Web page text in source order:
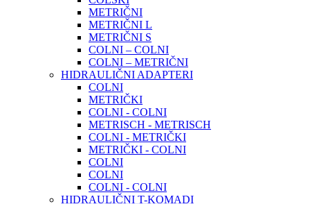
METRIČNI
METRIČNI L
METRIČNI S
COLNI – COLNI
COLNI – METRIČNI
HIDRAULIČNI ADAPTERI
COLNI
METRIČKI
COLNI - COLNI
METRISCH - METRISCH
COLNI - METRIČKI
METRIČKI - COLNI
COLNI
COLNI
COLNI - COLNI
HIDRAULIČNI T-KOMADI